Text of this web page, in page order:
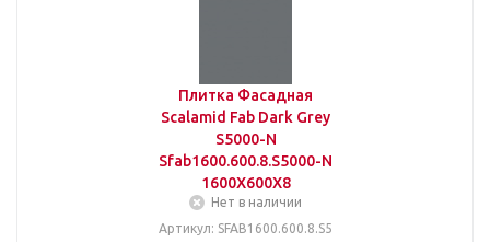
Плитка Фасадная
Scalamid Fab Dark Grey
S5000-N
Sfab1600.600.8.S5000-N
1600X600X8
Нет в наличии
Артикул: SFAB1600.600.8.S5